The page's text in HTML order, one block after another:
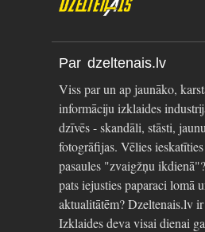
Par dzeltenais.lv
Viss par un ap jaunāko,
informāciju izklaides
dzīvēs - skandāli, stāsti,
fotogrāfijas. Vēlies
pasaules "zvaigžņu
pats iejusties paparaci lomā
aktualitātēm? Dzeltenais.lv
Izklaides deva visai dienai